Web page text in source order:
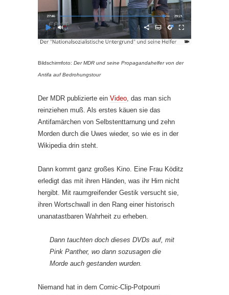
Bildschirmfoto: Der MDR und seine Propagandahelfer von der
Antifa auf Bedrohungstour
Der MDR publizierte ein Video, das man sich
reinziehen muß. Als erstes käuen sie das
Antifamärchen von Selbstenttarnung und zehn
Morden durch die Uwes wieder, so wie es in der
Wikipedia drin steht.
Dann kommt ganz großes Kino. Eine Frau Köditz
erledigt das mit ihren Händen, was ihr Hirn nicht
hergibt. Mit raumgreifender Gestik versucht sie,
ihren Wortschwall in den Rang einer historisch
unanatastbaren Wahrheit zu erheben.
Dann tauchten doch dieses DVDs auf, mit
Pink Panther, wo dann sozusagen die
Morde auch gestanden wurden.
Niemand hat in dem Comic-Clip-Potpourri